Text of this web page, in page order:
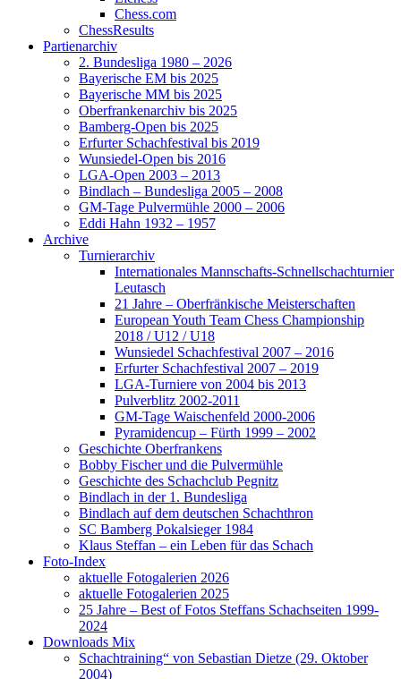
Chess.com
ChessResults
Partienarchiv
2. Bundesliga 1980 – 2026
Bayerische EM bis 2025
Bayerische MM bis 2025
Oberfrankenarchiv bis 2025
Bamberg-Open bis 2025
Erfurter Schachfestival bis 2019
Wunsiedel-Open bis 2016
LGA-Open 2003 – 2013
Bindlach – Bundesliga 2005 – 2008
GM-Tage Pulvermühle 2000 – 2006
Eddi Hahn 1932 – 1957
Archive
Turnierarchiv
Internationales Mannschafts-Schnellschachturnier
Leutasch
21 Jahre – Oberfränkische Meisterschaften
European Youth Team Chess Championship
2018 / U12 / U18
Wunsiedel Schachfestival 2007 – 2016
Erfurter Schachfestival 2007 – 2019
LGA-Turniere von 2004 bis 2013
Pulverblitz 2002-2011
GM-Tage Waischenfeld 2000-2006
Pyramidencup – Fürth 1999 – 2002
Geschichte Oberfrankens
Bobby Fischer und die Pulvermühle
Geschichte des Schachclub Pegnitz
Bindlach in der 1. Bundesliga
Bindlach auf dem deutschen Schachthron
SC Bamberg Pokalsieger 1984
Klaus Steffan – ein Leben für das Schach
Foto-Index
aktuelle Fotogalerien 2026
aktuelle Fotogalerien 2025
25 Jahre – Best of Fotos Steffans Schachseiten 1999-
2024
Downloads Mix
Schachtraining“ von Sebastian Dietze (29. Oktober
2004)